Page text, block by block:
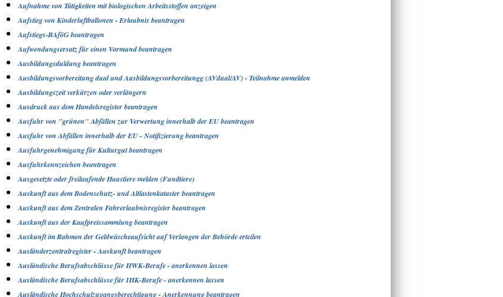
Aufnahme von Tätigkeiten mit biologischen Arbeitsstoffen anzeigen
Aufstieg von Kinderluftballonen - Erlaubnis beantragen
Aufstiegs-BAföG beantragen
Aufwendungsersatz für einen Vormund beantragen
Ausbildungsduldung beantragen
Ausbildungsvorbereitung dual und Ausbildungsvorbereitungg (AVdual/AV) - Teilnahme anmelden
Ausbildungszeit verkürzen oder verlängern
Ausdruck aus dem Handelsregister beantragen
Ausfuhr von "grünen" Abfällen zur Verwertung innerhalb der EU beantragen
Ausfuhr von Abfällen innerhalb der EU - Notifizierung beantragen
Ausfuhrgenehmigung für Kulturgut beantragen
Ausfuhrkennzeichen beantragen
Ausgesetzte oder freilaufende Haustiere melden (Fundtiere)
Auskunft aus dem Bodenschutz- und Altlastenkataster beantragen
Auskunft aus dem Zentralen Fahrerlaubnisregister beantragen
Auskunft aus der Kaufpreissammlung beantragen
Auskunft im Rahmen der Geldwäscheaufsicht auf Verlangen der Behörde erteilen
Ausländerzentralregister - Auskunft beantragen
Ausländische Berufsabschlüsse für HWK-Berufe - anerkennen lassen
Ausländische Berufsabschlüsse für IHK-Berufe - anerkennen lassen
Ausländische Hochschulzugangsberechtigung - Anerkennung beantragen